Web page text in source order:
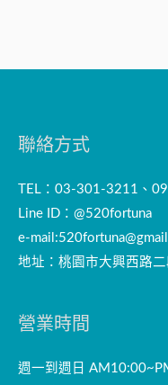
聯絡方式
TEL：03-301-3211、
Line ID：@520fortuna
e-mail:
地址：桃園市大興西路
營業時間
週一到週日